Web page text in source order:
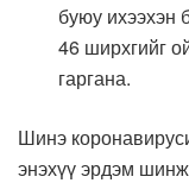
буюу ихээхэн
46 ширхгийг
гаргана.
Шинэ
энэхүү эрдэм